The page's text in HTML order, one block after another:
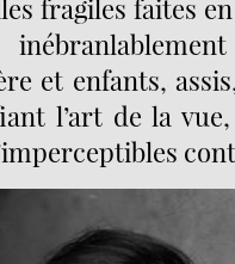
fragiles faites
et enfants,
l’art de la